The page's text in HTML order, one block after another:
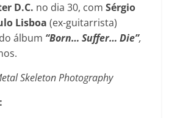
D.C. no dia 30, comSérgio
Lisboa(ex-guitarrista)
álbum “Born… Suffer… Die”,
Skeleton Photography